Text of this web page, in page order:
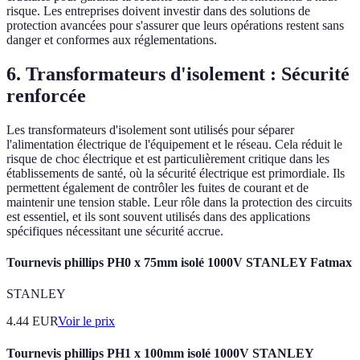
risque. Les entreprises doivent investir dans des solutions de
protection avancées pour s'assurer que leurs opérations restent sans
danger et conformes aux réglementations.
6. Transformateurs d'isolement : Sécurité
renforcée
Les transformateurs d'isolement sont utilisés pour séparer
l'alimentation électrique de l'équipement et le réseau. Cela réduit le
risque de choc électrique et est particulièrement critique dans les
établissements de santé, où la sécurité électrique est primordiale. Ils
permettent également de contrôler les fuites de courant et de
maintenir une tension stable. Leur rôle dans la protection des circuits
est essentiel, et ils sont souvent utilisés dans des applications
spécifiques nécessitant une sécurité accrue.
Tournevis phillips PH0 x 75mm isolé 1000V STANLEY Fatmax
STANLEY
4.44 EURVoir le prix
Tournevis phillips PH1 x 100mm isolé 1000V STANLEY